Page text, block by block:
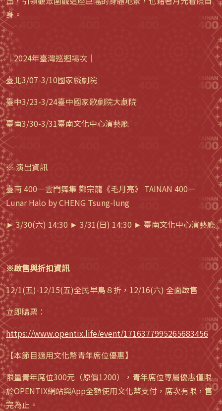
身。
｜2024年臺灣巡迴場次｜
臺北3/07-3/10國家戲劇院
臺中3/23-3/24臺中國家歌劇院大劇院
臺南3/30-3/31臺南文化中心演藝廳
※ 演出資訊
臺南 400—雲門舞集 鄭宗龍《毛月亮》 TAINAN 400—
Lunar Halo by CHENG Tsung-lung
► 3/30(六) 14:30 ► 3/31(日) 14:30 ► 臺南文化中心演藝廳
※啟售與折扣資訊
12/1(五)-12/15(五)全民早鳥８折，12/16(六) 全面啟售
立即購票：
https://www.opentix.life/event/1716377995265683456
【本節目適用文化幣青年席位優惠】
限量青年席位300元（原價1200），青年席位專屬優惠僅限
於OPENTIX網站與App全額使用文化幣支付，席次有限，售
完為止。